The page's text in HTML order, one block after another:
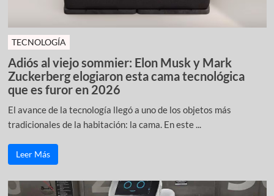
TECNOLOGÍA
Adiós al viejo sommier: Elon Musk y Mark
Zuckerberg elogiaron esta cama tecnológica
que es furor en 2026
El avance de la tecnología llegó a uno de los objetos más
tradicionales de la habitación: la cama. En este ...
Leer Más